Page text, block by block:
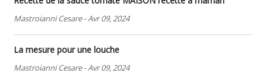
Mastroianni Cesare-Avr 09, 2024
La mesure pour une louche
Mastroianni Cesare-Avr 09, 2024